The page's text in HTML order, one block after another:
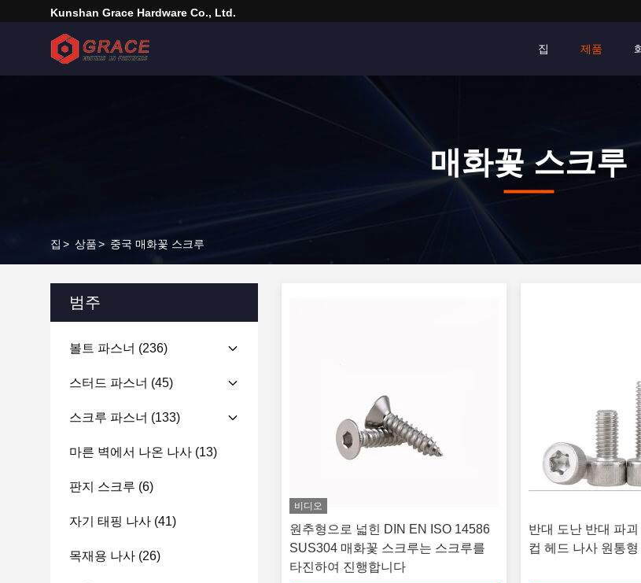
Kunshan Grace Hardware Co., Ltd.
집 제품
매화꽃 스크루
집 > 상품> 중국 매화꽃 스크루
범주
볼트 파스너 (236)
스터드 파스너 (45)
스크루 파스너 (133)
마른 벽에서 나온 나사 (13)
판지 스크루 (6)
자기 태핑 나사 (41)
목재용 나사 (26)
비디오
원추형으로 넓힌 DIN EN ISO 14586
SUS304 매화꽃 스크루는 스크루를
타진하여 진행합니다
반대 도난 반대 파
컵 헤드 나사 원통